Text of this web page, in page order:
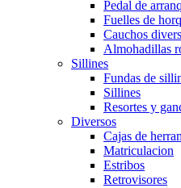
Pedal de
Fuelles de
Cauchos
Almohadillas
Sillines
Fundas de
Sillines
Resortes y
Diversos
Cajas de
Matriculacion
Estribos
Retrovisores